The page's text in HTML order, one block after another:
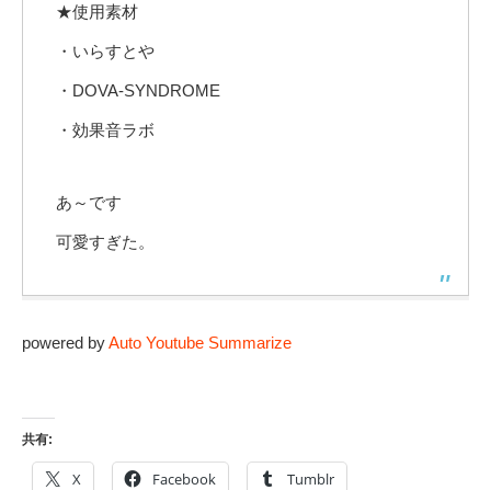
★使用素材
・いらすとや
・DOVA-SYNDROME
・効果音ラボ
あ～です
可愛すぎた。
powered byAuto Youtube Summarize
共有:
X Facebook Tumblr